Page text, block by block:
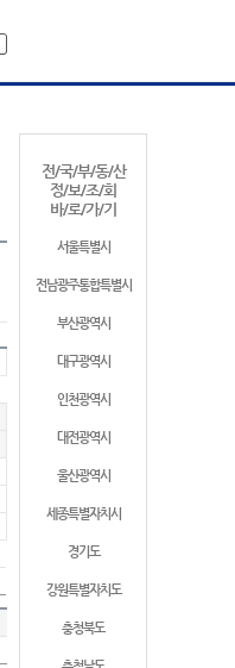
전/국/부/동/산
정/보/조/회
바/로/가/기
서울특별시
전남광주통합특별시
부산광역시
대구광역시
인천광역시
대전광역시
울산광역시
세종특별자치시
경기도
강원특별자치도
충청북도